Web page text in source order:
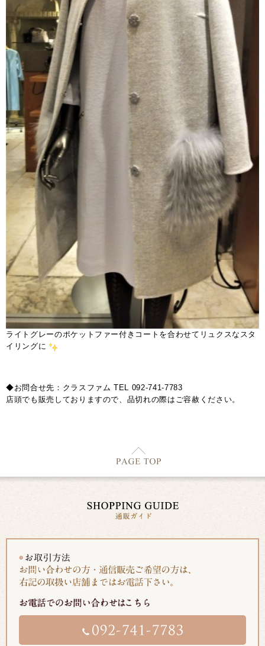
ライトグレーのポケットファー付きコートを合わせてリュクスなスタ
イリングに
◆お問合せ先：クラスファム TEL 092-741-7783
店頭でも販売しておりますので、品切れの際はご容赦ください。